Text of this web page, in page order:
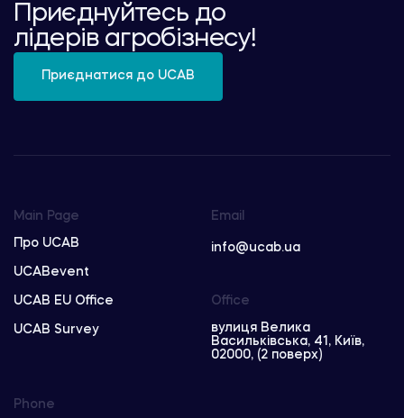
Приєднуйтесь до
лідерів агробізнесу!
Приєднатися до UCAB
Main Page
Про UCAB
UCABevent
UCAB EU Office
UCAB Survey
Email
info@ucab.ua
Phone
Office
вулиця Велика
Васильківська, 41, Київ,
02000, (2 поверх)